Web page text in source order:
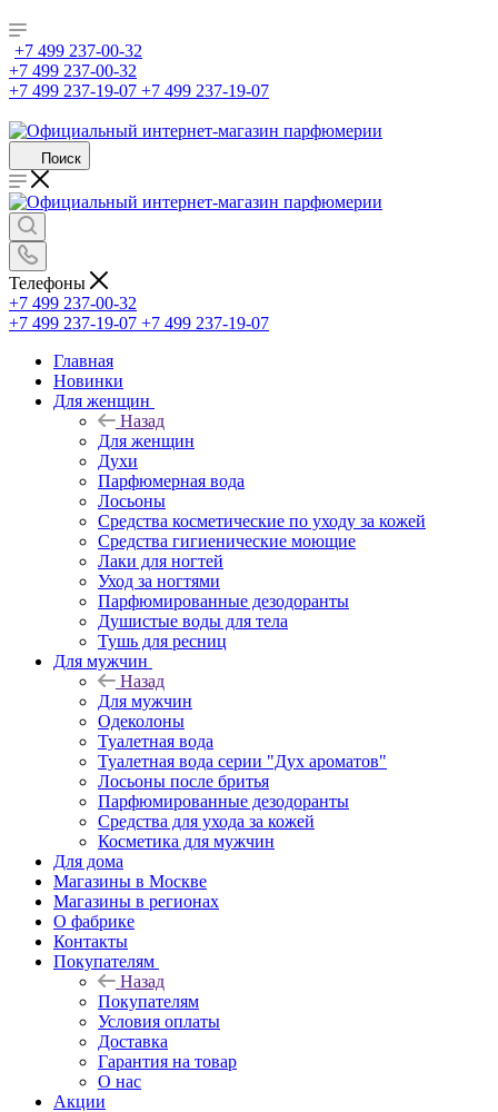
+7 499 237-00-32
+7 499 237-00-32
+7 499 237-19-07 +7 499 237-19-07
Поиск
Телефоны
+7 499 237-00-32
+7 499 237-19-07 +7 499 237-19-07
Главная
Новинки
Для женщин
Назад
Для женщин
Духи
Парфюмерная вода
Лосьоны
Средства косметические по уходу за кожей
Средства гигиенические моющие
Лаки для ногтей
Уход за ногтями
Парфюмированные дезодоранты
Душистые воды для тела
Тушь для ресниц
Для мужчин
Назад
Для мужчин
Одеколоны
Туалетная вода
Туалетная вода серии "Дух ароматов"
Лосьоны после бритья
Парфюмированные дезодоранты
Средства для ухода за кожей
Косметика для мужчин
Для дома
Магазины в Москве
Магазины в регионах
О фабрике
Контакты
Покупателям
Назад
Покупателям
Условия оплаты
Доставка
Гарантия на товар
О нас
Акции